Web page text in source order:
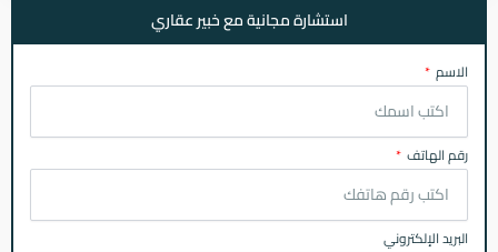
استشارة مجانية مع خبير عقاري
الاسم
رقم الهاتف
البريد الإلكتروني